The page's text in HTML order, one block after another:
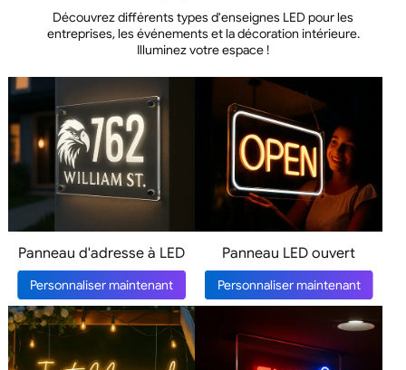
Découvrez différents types d'enseignes LED pour les
entreprises, les événements et la décoration intérieure.
Illuminez votre espace !
Panneau d'adresse à LED
Personnaliser maintenant
Panneau LED ouvert
Personnaliser maintenant